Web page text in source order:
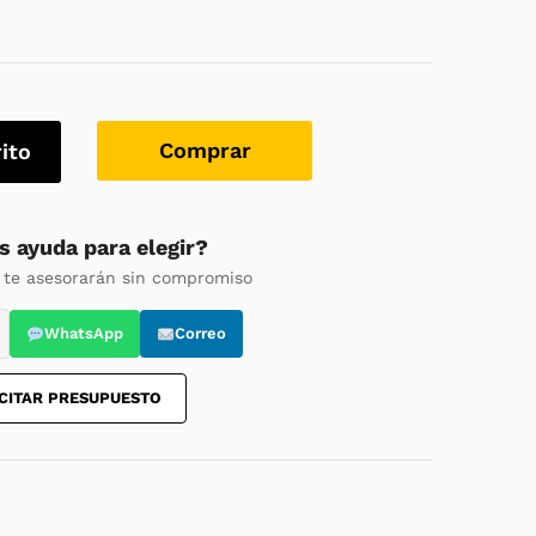
Comprar
ayuda para elegir?
asesorarán sin compromiso
WhatsApp Correo
PRESUPUESTO